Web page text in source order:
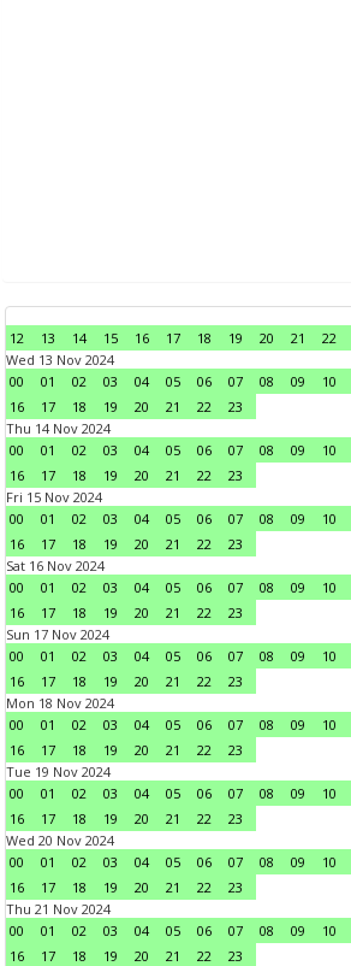
12 13 14 15 16 17 18 19 20 21 22
Wed 13 Nov 2024
00
01 02 03 04 05 06 07 08 09 10
16
17 18 19 20 21 22
23
Thu 14 Nov 2024
00
01 02 03 04 05 06 07 08 09 10
16
17 18 19 20 21 22
23
Fri 15 Nov 2024
00
01 02 03 04 05 06 07 08 09 10
16
17 18 19 20 21 22
23
Sat 16 Nov 2024
00
01 02 03 04 05 06 07 08 09 10
16
17 18 19 20 21 22
23
Sun 17 Nov 2024
00
01 02 03 04 05 06 07 08 09 10
16
17 18 19 20 21 22
23
Mon 18 Nov 2024
00
01 02 03 04 05 06 07 08 09 10
16
17 18 19 20 21 22
23
Tue 19 Nov 2024
00
01 02 03 04 05 06 07 08 09 10
16
17 18 19 20 21 22
23
Wed 20 Nov 2024
00
01 02 03 04 05 06 07 08 09 10
16
17 18 19 20 21 22
23
Thu 21 Nov 2024
00
01 02 03 04 05 06 07 08 09 10
16
17 18 19 20 21 22
23